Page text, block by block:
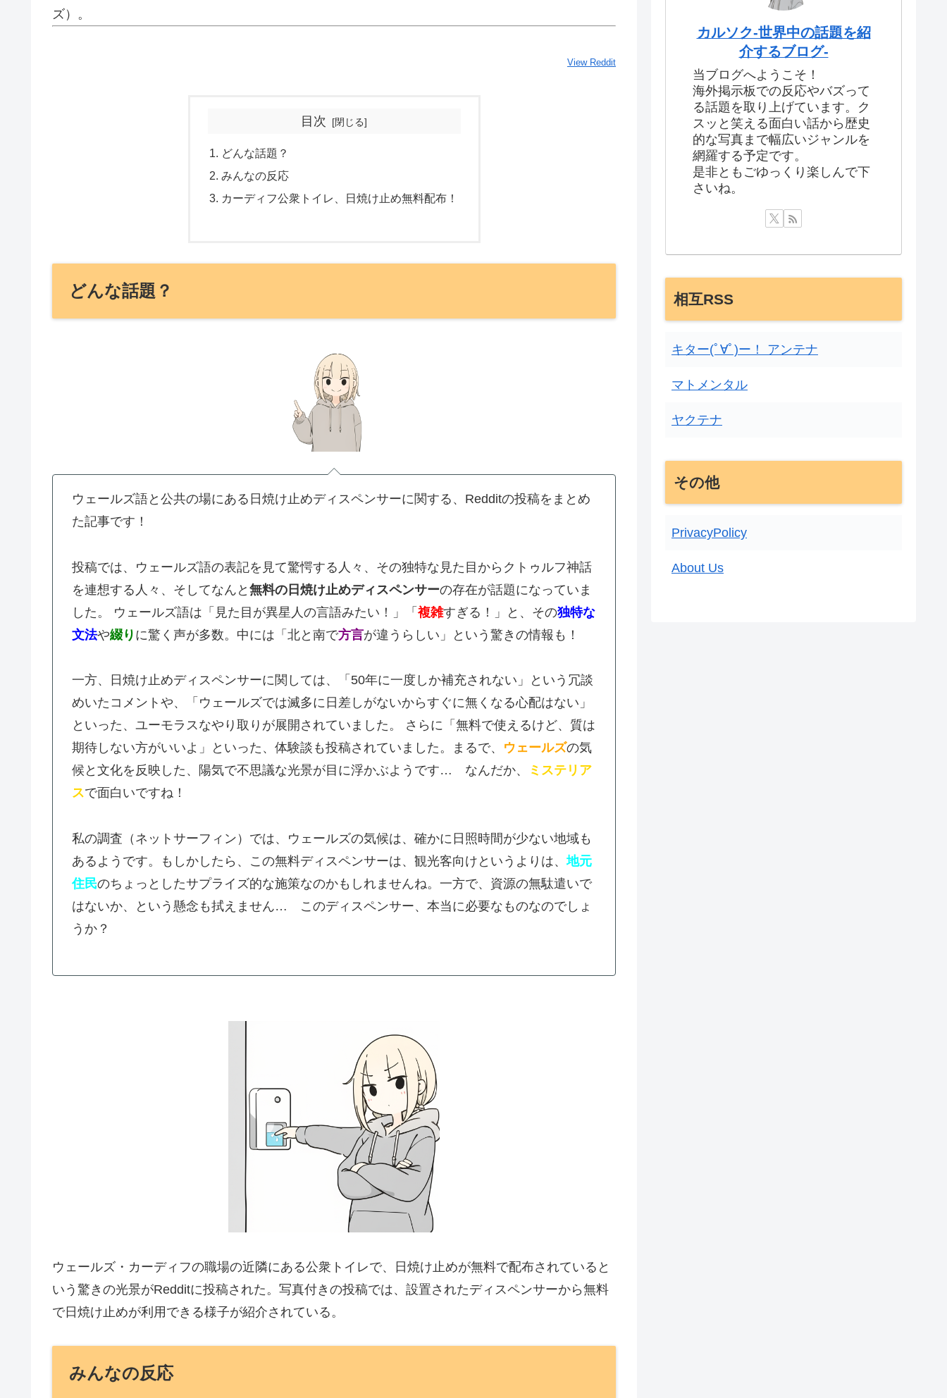
ズ）。
View Reddit
目次
どんな話題？
みんなの反応
カーディフ公衆トイレ、日焼け止め無料配布！
どんな話題？
ウェールズ語と公共の場にある日焼け止めディスペンサーに関する、Redditの投稿をまとめ
た記事です！
投稿では、ウェールズ語の表記を見て驚愕する人々、その独特な見た目からクトゥルフ神話
を連想する人々、そしてなんと 無料の日焼け止めディスペンサーの存在が話題になっていま
した。 ウェールズ語は「見た目が異星人の言語みたい！」「 複雑すぎる！」と、その独特な
文法や綴り に驚く声が多数。中には「北と南で方言が違うらしい」という驚きの情報も！
一方、日焼け止めディスペンサーに関しては、「50年に一度しか補充されない」という冗談
めいたコメントや、「ウェールズでは滅多に日差しがないからすぐに無くなる心配はない」
といった、ユーモラスなやり取りが展開されていました。 さらに「無料で使えるけど、質は
期待しない方がいいよ」といった、体験談も投稿されていました。まるで、 ウェールズの気
候と文化を反映した、陽気で不思議な光景が目に浮かぶようです… なんだか、
ミステリア
スで面白いですね！
私の調査（ネットサーフィン）では、ウェールズの気候は、確かに日照時間が少ない地域も
あるようです。もしかしたら、この無料ディスペンサーは、観光客向けというよりは、地元
住民のちょっとしたサプライズ的な施策なのかもしれませんね。一方で、資源の無駄遣いで
はないか、という懸念も拭えません… このディスペンサー、本当に必要なものなのでしょ
うか？
ウェールズ・カーディフの職場の近隣にある公衆トイレで、日焼け止めが無料で配布されていると
いう驚きの光景がRedditに投稿された。写真付きの投稿では、設置されたディスペンサーから無料
で日焼け止めが利用できる様子が紹介されている。
みんなの反応
カルソク-世界中の話題を紹
介するブログ-
当ブログへようこそ！
海外掲示板での反応やバズって
る話題を取り上げています。ク
スッと笑える面白い話から歴史
的な写真まで幅広いジャンルを
網羅する予定です。
是非ともごゆっくり楽しんで下
さいね。
相互RSS
キター(ﾟ∀ﾟ)ー！ アンテナ
マトメンタル
ヤクテナ
その他
PrivacyPolicy
About Us